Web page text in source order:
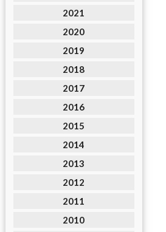
2021
2020
2019
2018
2017
2016
2015
2014
2013
2012
2011
2010